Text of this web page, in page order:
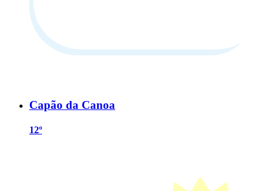
Capão da Canoa
12º